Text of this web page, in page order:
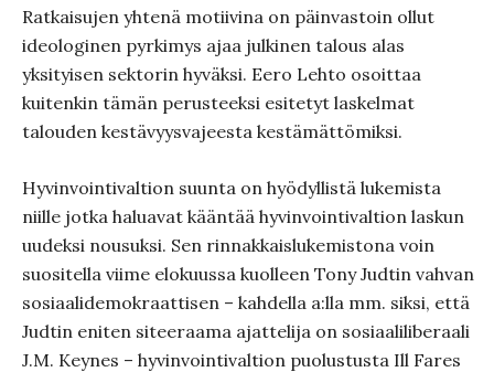
Ratkaisujen yhtenä motiivina on päinvastoin ollut
ideologinen pyrkimys ajaa julkinen talous alas
yksityisen sektorin hyväksi. Eero Lehto osoittaa
kuitenkin tämän perusteeksi esitetyt laskelmat
talouden kestävyysvajeesta kestämättömiksi.
Hyvinvointivaltion suunta on hyödyllistä lukemista
niille jotka haluavat kääntää hyvinvointivaltion laskun
uudeksi nousuksi. Sen rinnakkaislukemistona voin
suositella viime elokuussa kuolleen Tony Judtin vahvan
sosiaalidemokraattisen – kahdella a:lla mm. siksi, että
Judtin eniten siteeraama ajattelija on sosiaaliliberaali
J.M. Keynes – hyvinvointivaltion puolustusta Ill Fares